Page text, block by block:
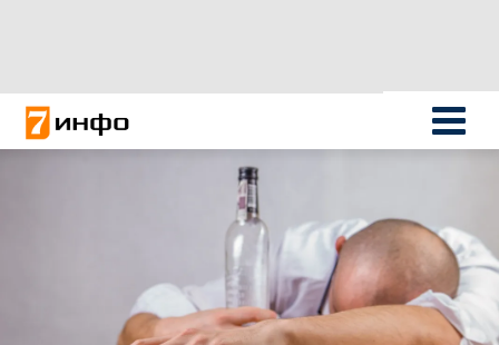
Новости России
Политика
Новости мира
Все материалы 7инфо
ПОИСК ПО САЙТУ